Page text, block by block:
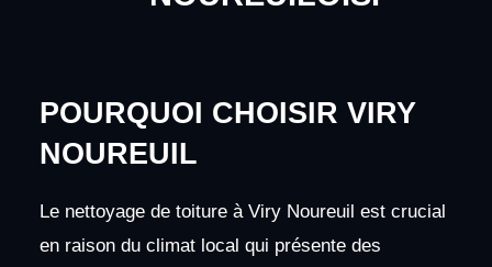
POURQUOI CHOISIR VIRY
NOUREUIL
Le nettoyage de toiture à Viry Noureuil est crucial
en raison du climat local qui présente des